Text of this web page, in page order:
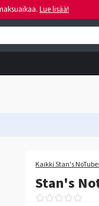
Lue lisää!
Kaikki Stan's
Stan's